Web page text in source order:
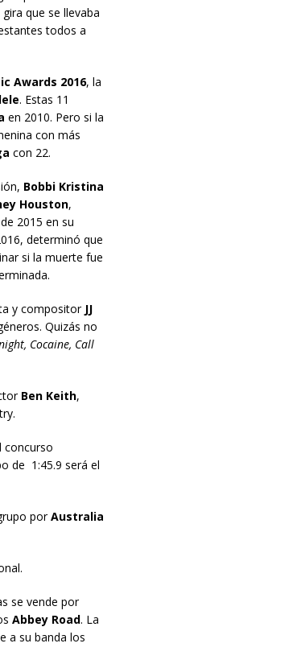
que se llevaba
todos a
Awards 2016, la
. Estas 11
en 2010. Pero si la
con más
con 22.
Bobbi Kristina
Houston,
2015 en su
determinó que
si la muerte fue
y compositor JJ
Quizás no
Cocaine, Call
Ben Keith,
concurso
de 1:45.9 será el
porAustralia
se vende por
Abbey Road. La
a su banda los